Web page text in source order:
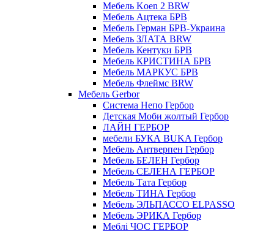
Мебель Koen 2 BRW
Мебель Ацтека БРВ
Мебель Герман БРВ-Украина
Мебель ЗЛАТА BRW
Мебель Кентуки БРВ
Мебель КРИСТИНА БРВ
Мебель МАРКУС БРВ
Мебель Флеймс BRW
Мебель Gerbor
Cистема Непо Гербор
Детская Моби жолтый Гербор
ЛАЙН ГЕРБОР
мебели БУКА BUKA Гербор
Мебель Антверпен Гербор
Мебель БЕЛЕН Гербор
Мебель СЕЛЕНА ГЕРБОР
Мебель Тата Гербор
Мебель ТИНА Гербор
Мебель ЭЛЬПАССО ELPASSO
Мебель ЭРИКА Гербор
Меблі ЧОС ГЕРБОР